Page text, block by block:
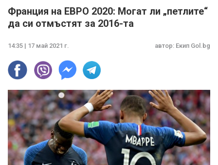
Франция на ЕВРО 2020: Могат ли „петлите“
да си отмъстят за 2016-та
14:35 | 17 май 2021 г. автор: Екип Gol.bg